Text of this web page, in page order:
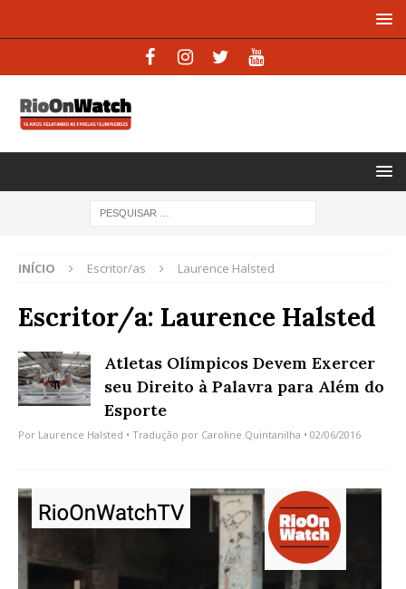
INÍCIO Escritor/as Laurence Halsted
Escritor/a: Laurence Halsted
Atletas Olímpicos Devem Exercer
seu Direito à Palavra para Além do
Esporte
Por Laurence Halsted • Tradução por Caroline Quintanilha • 02/06/2016